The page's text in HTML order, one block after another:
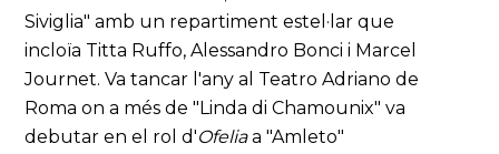
Siviglia" amb un repartiment estel·lar que
incloïa Titta Ruffo, Alessandro Bonci i Marcel
Journet. Va tancar l'any al Teatro Adriano de
Roma on a més de "Linda di Chamounix" va
debutar en el rol d'Ofeliaa "Amleto"